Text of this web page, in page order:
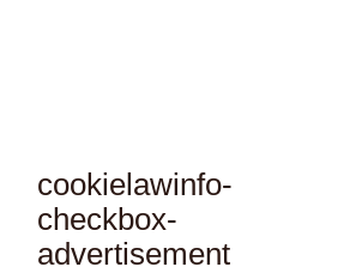
cookielawinfo-
checkbox-
advertisement